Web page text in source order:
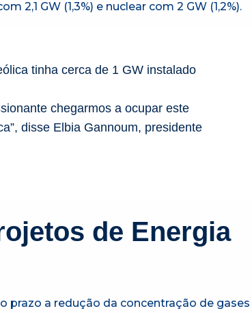
2,1 GW (1,3%) e nuclear com 2 GW (1,2%).
tinha cerca de 1 GW instalado
chegarmos a ocupar este
disse Elbia Gannoum, presidente
de Energia
prazo a redução da concentração de gases